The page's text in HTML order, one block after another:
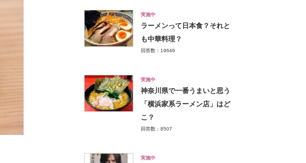
実施中
ラーメンって日本食？それと
も中華料理？
回答数：19646
実施中
神奈川県で一番うまいと思う
「横浜家系ラーメン店」はど
こ？
回答数：8507
実施中